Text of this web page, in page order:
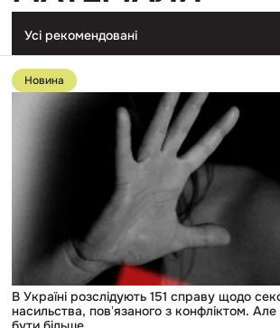
Усі рекомендовані
Перейти
до
публікації
конфліктом.
може
бути
більше
Новина
В Україні розслідують 151 справу щодо
насильства, повʼязаного з конфліктом.